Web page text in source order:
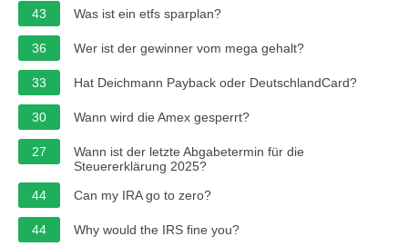
43 Was ist ein etfs sparplan?
36 Wer ist der gewinner vom mega gehalt?
33 Hat Deichmann Payback oder DeutschlandCard?
30 Wann wird die Amex gesperrt?
27
Wann ist der letzte Abgabetermin für die
Steuererklärung 2025?
44
Can my IRA go to zero?
44 Why would the IRS fine you?